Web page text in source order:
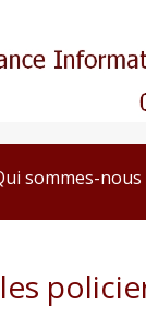
sommes-nous